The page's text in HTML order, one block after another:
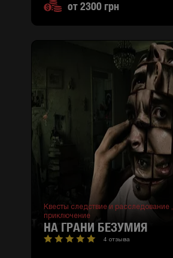
от 2300 грн
Квесты следствие и расследование ,
приключение
НА ГРАНИ БЕЗУМИЯ
4 отзыва